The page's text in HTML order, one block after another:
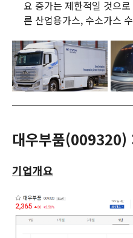
요 증가는 제한적일 것으
른 산업용가스, 수소가스
대우부품(009320)
기업개요